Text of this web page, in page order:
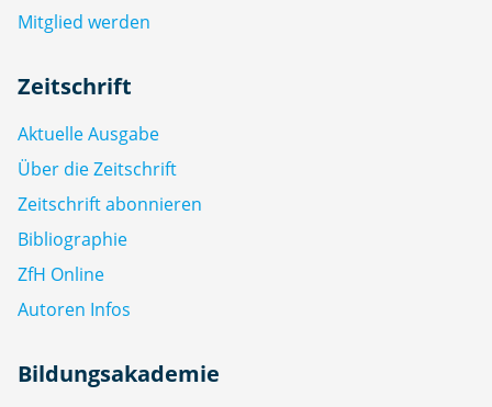
Mitglied werden
Zeitschrift
Aktuelle Ausgabe
Über die Zeitschrift
Zeitschrift abonnieren
Bibliographie
ZfH Online
Autoren Infos
Bildungsakademie